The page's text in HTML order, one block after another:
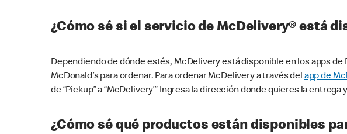
¿Cómo sé si el servicio de McDelivery® está
Dependiendo de dónde estés, McDelivery está disponible en los apps
McDonald’s para ordenar. Para ordenar McDelivery a través del app de
de “Pickup” a “McDelivery’” Ingresa la dirección donde quieres la entrega
¿Cómo sé qué productos están disponibles